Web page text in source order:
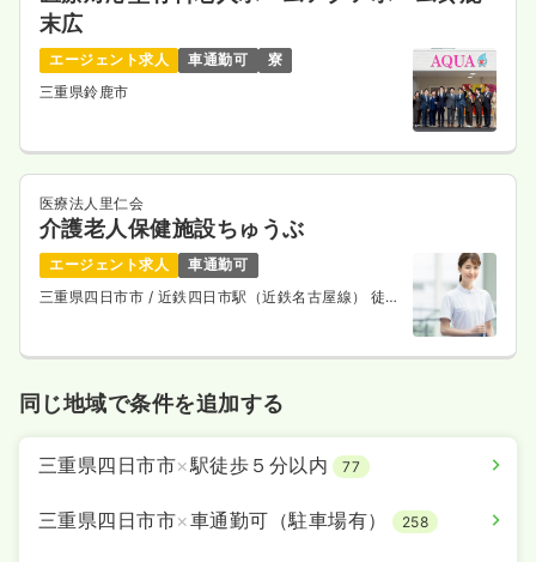
末広
エージェント求人 車通勤可
寮
三重県鈴鹿市
医療法人里仁会
介護老人保健施設ちゅうぶ
エージェント求人
車通勤可
三重県四日市市 / 近鉄四日市駅（近鉄名古屋線） 徒歩
同じ地域で条件を追加する
三重県四日市市×駅徒歩５分以内 77
三重県四日市市×車通勤可（駐車場有） 258